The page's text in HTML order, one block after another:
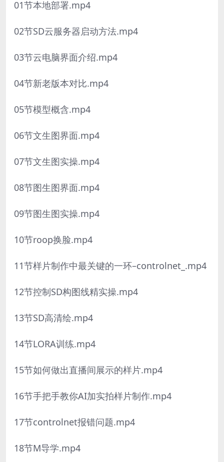
01节本地部署.mp4
02节SD云服务器启动方法.mp4
03节云电脑界面介绍.mp4
04节新老版本对比.mp4
05节模型概含.mp4
06节文生图界面.mp4
07节文生图实操.mp4
08节图生图界面.mp4
09节图生图实操.mp4
10节roop换脸.mp4
11节样片制作中最关键的一环–controlnet_.mp4
12节控制SD构图线精实操.mp4
13节SD高清绘.mp4
14节LORA训练.mp4
15节如何做出直播间展示的样片.mp4
16节手把手教你AI加实拍样片制作.mp4
17节controlnet报错问题.mp4
18节M导学.mp4